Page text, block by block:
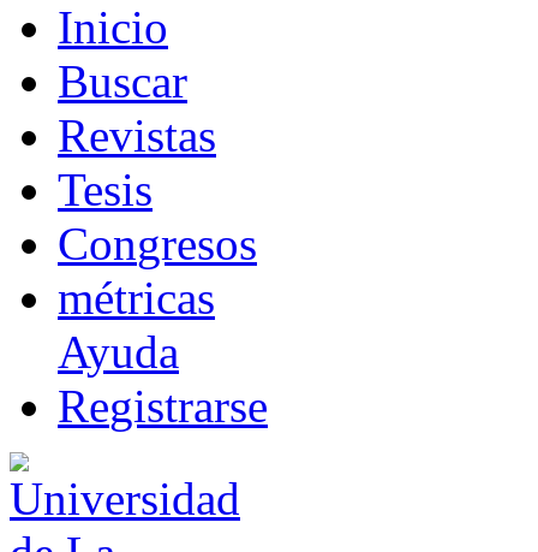
Inicio
Buscar
Revistas
Tesis
Congresos
métricas
Ayuda
Registrarse